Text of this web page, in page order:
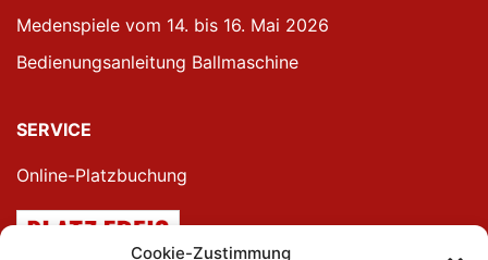
Cookie-Zustimmung
Medenspiele vom 14. bis 16. Mai 2026
Bedienungsanleitung Ballmaschine
SERVICE
Online-Platzbuchung